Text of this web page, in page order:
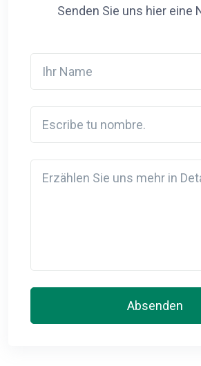
Senden Sie uns hier eine
Absenden